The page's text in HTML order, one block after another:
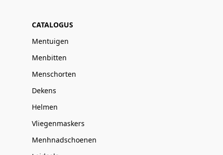
CATALOGUS
Mentuigen
Menbitten
Menschorten
Dekens
Helmen
Vliegenmaskers
Menhnadschoenen